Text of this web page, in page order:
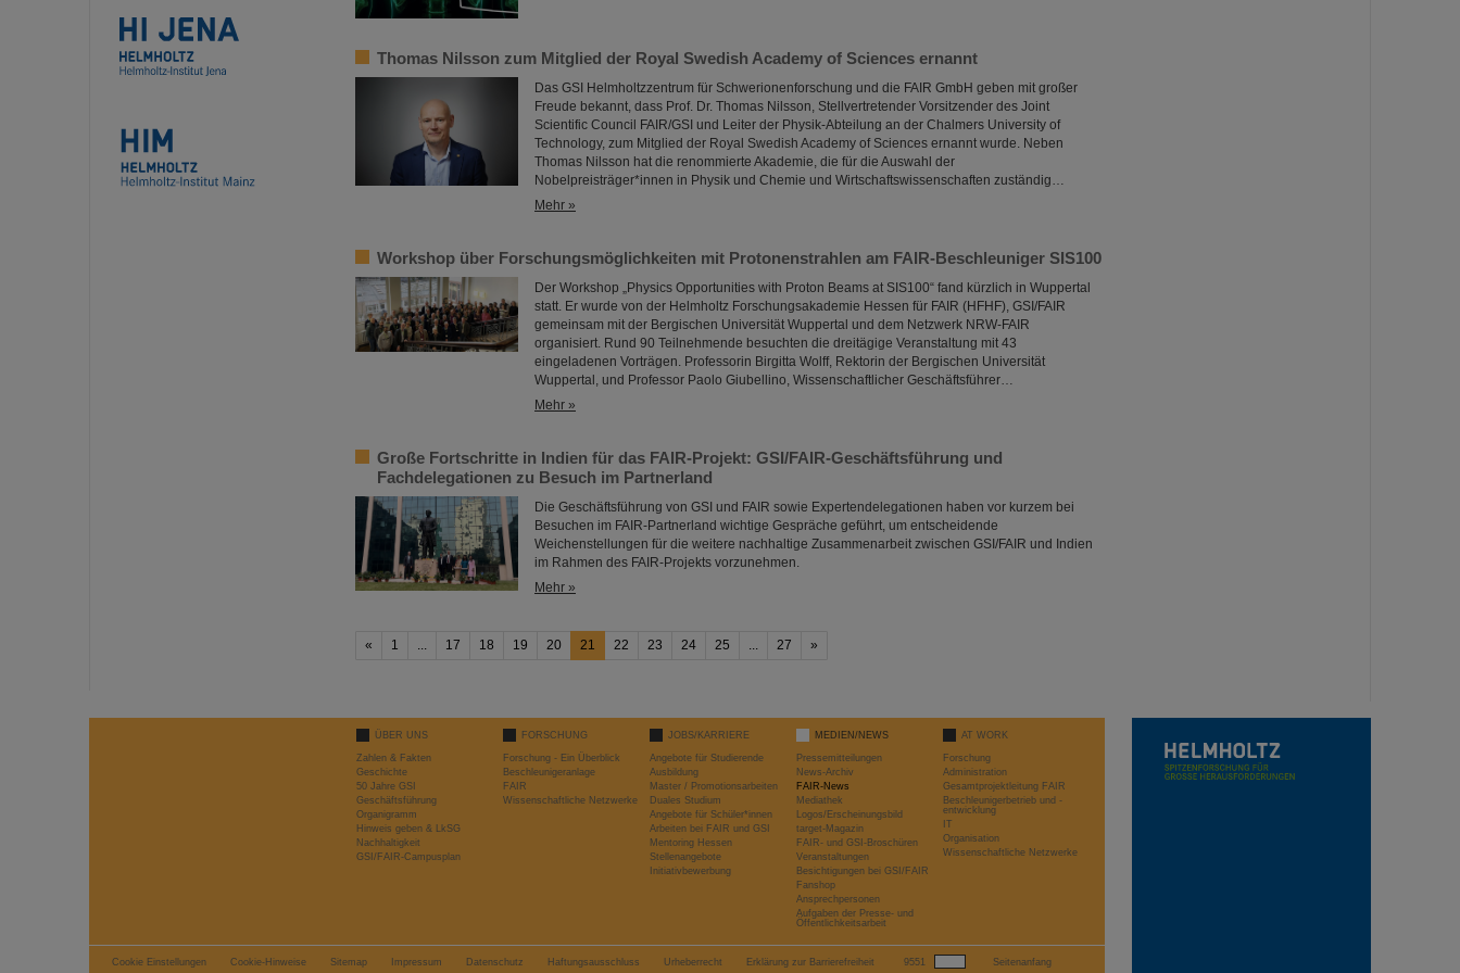
Thomas Nilsson zum Mitglied der Royal Swedish Academy of Sciences ernannt
Das GSI Helmholtzzentrum für Schwerionenforschung und die FAIR GmbH geben mit großer
Freude bekannt, dass Prof. Dr. Thomas Nilsson, Stellvertretender Vorsitzender des Joint
Scientific Council FAIR/GSI und Leiter der Physik-Abteilung an der Chalmers University of
Technology, zum Mitglied der Royal Swedish Academy of Sciences ernannt wurde. Neben
Thomas Nilsson hat die renommierte Akademie, die für die Auswahl der
Nobelpreisträger*innen in Physik und Chemie und Wirtschaftswissenschaften zuständig…
Mehr »
Workshop über Forschungsmöglichkeiten mit Protonenstrahlen am FAIR-Beschleuniger SIS100
Der Workshop „Physics Opportunities with Proton Beams at SIS100“ fand kürzlich in Wuppertal
statt. Er wurde von der Helmholtz Forschungsakademie Hessen für FAIR (HFHF), GSI/FAIR
gemeinsam mit der Bergischen Universität Wuppertal und dem Netzwerk NRW-FAIR
organisiert. Rund 90 Teilnehmende besuchten die dreitägige Veranstaltung mit 43
eingeladenen Vorträgen. Professorin Birgitta Wolff, Rektorin der Bergischen Universität
Wuppertal, und Professor Paolo Giubellino, Wissenschaftlicher Geschäftsführer…
Mehr »
Große Fortschritte in Indien für das FAIR-Projekt: GSI/FAIR-Geschäftsführung und
Fachdelegationen zu Besuch im Partnerland
Die Geschäftsführung von GSI und FAIR sowie Expertendelegationen haben vor kurzem bei
Besuchen im FAIR-Partnerland wichtige Gespräche geführt, um entscheidende
Weichenstellungen für die weitere nachhaltige Zusammenarbeit zwischen GSI/FAIR und Indien
im Rahmen des FAIR-Projekts vorzunehmen.
Mehr »
« 1 ... 17 18 19 20 21 22 23 24 25 ... 27 »
ÜBER UNS
Zahlen & Fakten
Geschichte
50 Jahre GSI
Geschäftsführung
Organigramm
Hinweis geben & LkSG
Nachhaltigkeit
GSI/FAIR-Campusplan
FORSCHUNG
Forschung - Ein Überblick
Beschleunigeranlage
FAIR
Wissenschaftliche Netzwerke
JOBS/KARRIERE
Angebote für Studierende
Ausbildung
Master / Promotionsarbeiten
Duales Studium
Angebote für Schüler*innen
Arbeiten bei FAIR und GSI
Mentoring Hessen
Stellenangebote
Initiativbewerbung
MEDIEN/NEWS
Pressemitteilungen
News-Archiv
FAIR-News
Mediathek
Logos/Erscheinungsbild
target-Magazin
FAIR- und GSI-Broschüren
Veranstaltungen
Besichtigungen bei GSI/FAIR
Fanshop
Ansprechpersonen
Aufgaben der Presse- und
Öffentlichkeitsarbeit
AT WORK
Forschung
Administration
Gesamtprojektleitung FAIR
Beschleunigerbetrieb und -
entwicklung
IT
Organisation
Wissenschaftliche Netzwerke
Cookie Einstellungen Cookie-Hinweise Sitemap Impressum Datenschutz Haftungsausschluss Urheberrecht Erklärung zur Barrierefreiheit 9551 Seitenanfang